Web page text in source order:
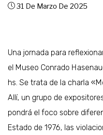
31 De Marzo De 2025
Una jornada para
el Museo Conrado
hs. Se trata de la charla
Allí, un grupo de
pondrá el foco sobre
Estado de 1976, las